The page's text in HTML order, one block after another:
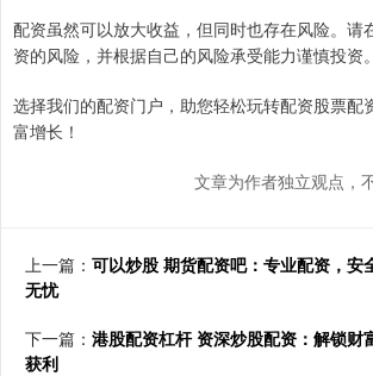
配资虽然可以放大收益，但同时也存在风险。请
资的风险，并根据自己的风险承受能力谨慎投资。
选择我们的配资门户，助您轻松玩转配资股票配
富增长！
文章为作者独立观点，
上一篇： 可以炒股 期货配资吧：专业配资，安
无忧
下一篇： 港股配资杠杆 资深炒股配资：解锁财
获利